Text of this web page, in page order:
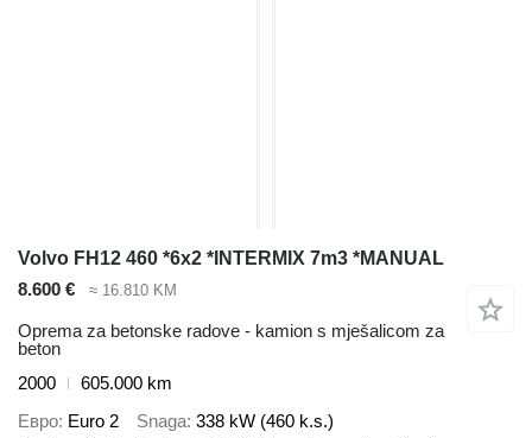
Volvo FH12 460 *6x2 *INTERMIX 7m3 *MANUAL
8.600 €
≈ 16.810 KM
Oprema za betonske radove - kamion s mješalicom za
beton
2000
605.000 km
Евро Euro 2 Snaga 338 kW (460 k.s.)